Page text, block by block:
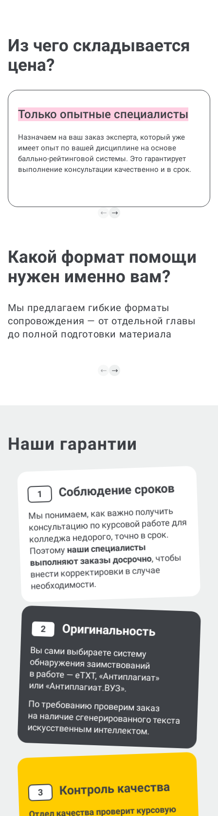
Из чего складывается
цена?
Только опытные специалисты
Назначаем на ваш заказ эксперта, который уже
имеет опыт по вашей дисциплине на основе
балльно-рейтинговой системы. Это гарантирует
выполнение консультации качественно и в срок.
Какой формат помощи
нужен именно вам?
Мы предлагаем гибкие форматы
сопровождения — от отдельной главы
до полной подготовки материала
Все под контролем
полностью подготовим заказ, оформим
и проконтролируем соответствие
требованиям. Спокойствие и готовый
результат — в одном пакете.
Наши гарантии
1 Соблюдение сроков
Мы понимаем, как важно получить
консультацию по курсовой работе для
колледжа недорого, точно в срок.
Поэтомунаши специалисты
выполняют заказы досрочно, чтобы
внести корректировки в случае
необходимости.
2 Оригинальность
Вы сами выбираете систему
обнаружения заимствований
в работе — eTXT, «Антиплагиат»
или «Антиплагиат.ВУЗ».
По требованию проверим заказ
на наличие сгенерированного текста
искусственным интеллектом.
3 Контроль качества
Отдел качества проверит курсовую